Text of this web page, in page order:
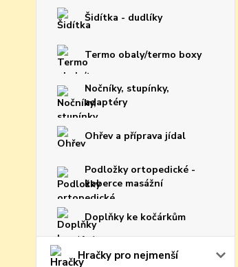
Šidítka - dudlíky
Termo obaly/termo boxy
Nočníky, stupínky,
adaptéry
Ohřev a příprava jídal
Podložky ortopedické -
koberce masážní
Doplňky ke kočárkům
Hračky pro nejmenší